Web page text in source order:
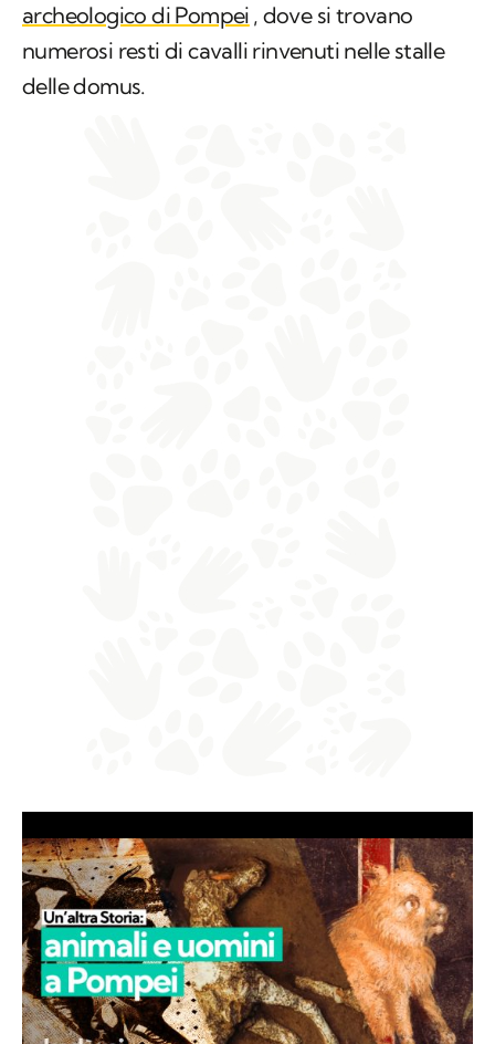
archeologico di Pompei , dove si trovano
numerosi resti di cavalli rinvenuti nelle stalle
delledomus.